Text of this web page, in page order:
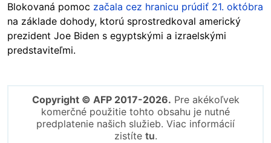
Blokovaná pomoc začala cez hranicu prúdiť 21. októbra
na základe dohody, ktorú sprostredkoval americký
prezident Joe Biden s egyptskými a izraelskými
predstaviteľmi.
Copyright © AFP 2017-2026. Pre akékoľvek
komerčné použitie tohto obsahu je nutné
predplatenie našich služieb. Viac informácií
zistíte tu.